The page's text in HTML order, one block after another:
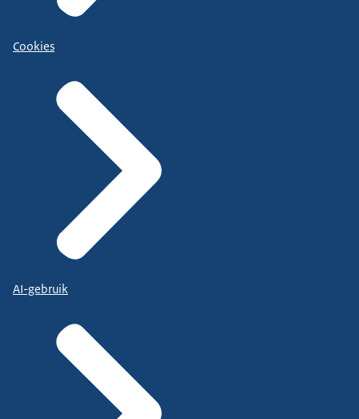
Cookies
AI-gebruik